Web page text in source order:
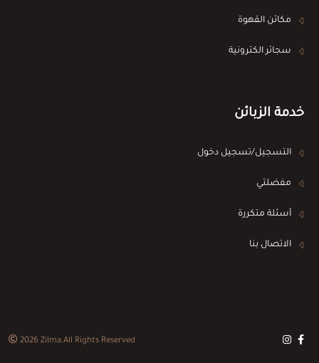
مكائن القهوة
سجائر الكترونية
خدمة الزبائن
التسجيل/تسجيل دخول
مفضلتي
أسئلة متكررة
الاتصال بنا
2026Zilma.All Rights Reserved